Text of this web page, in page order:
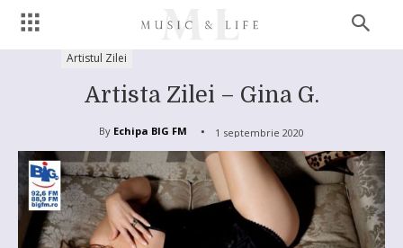
Artistul Zilei
Artista Zilei – Gina G.
By Echipa BIG FM 1 septembrie 2020